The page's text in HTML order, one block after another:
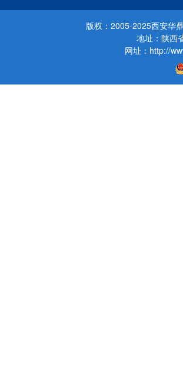
版权：2005-2025西安华
地址：陕西
网址：http://